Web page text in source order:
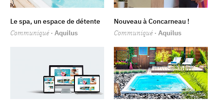
Le spa, un espace de détente
Communiqué · Aquilus
Nouveau à Concarneau !
Communiqué · Aquilus